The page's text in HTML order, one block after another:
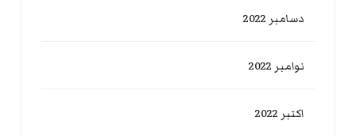
دسامبر 2022
نوامبر 2022
اکتبر 2022